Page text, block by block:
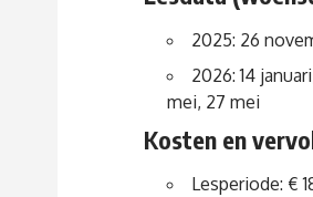
2025: 26
2026: 14
mei, 27 mei
Kosten en
Lesperiode: €